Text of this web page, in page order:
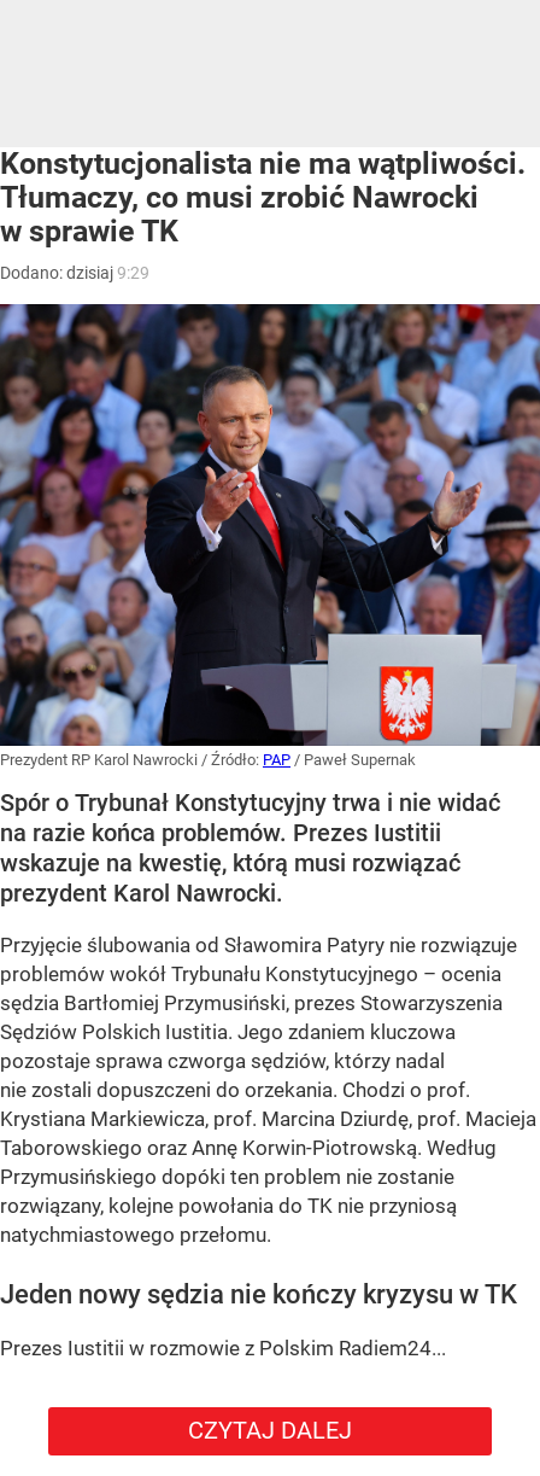
Konstytucjonalista nie ma wątpliwości.
Tłumaczy, co musi zrobić Nawrocki
w sprawie TK
Dodano:dzisiaj9:29
Prezydent RP Karol Nawrocki / Źródło: PAP / Paweł Supernak
Spór o Trybunał Konstytucyjny trwa i nie widać
na razie końca problemów. Prezes Iustitii
wskazuje na kwestię, którą musi rozwiązać
prezydent Karol Nawrocki.
Przyjęcie ślubowania od Sławomira Patyry nie rozwiązuje
problemów wokół Trybunału Konstytucyjnego – ocenia
sędzia Bartłomiej Przymusiński, prezes Stowarzyszenia
Sędziów Polskich Iustitia. Jego zdaniem kluczowa
pozostaje sprawa czworga sędziów, którzy nadal
nie zostali dopuszczeni do orzekania. Chodzi o prof.
Krystiana Markiewicza, prof. Marcina Dziurdę, prof. Macieja
Taborowskiego oraz Annę Korwin-Piotrowską. Według
Przymusińskiego dopóki ten problem nie zostanie
rozwiązany, kolejne powołania do TK nie przyniosą
natychmiastowego przełomu.
Jeden nowy sędzia nie kończy kryzysu w TK
Prezes Iustitii w rozmowie z Polskim Radiem24...
CZYTAJ DALEJ